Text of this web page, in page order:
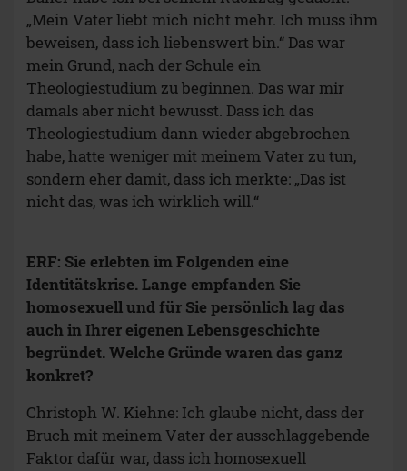
„Mein Vater liebt mich nicht mehr. Ich muss ihm
beweisen, dass ich liebenswert bin.“ Das war
mein Grund, nach der Schule ein
Theologiestudium zu beginnen. Das war mir
damals aber nicht bewusst. Dass ich das
Theologiestudium dann wieder abgebrochen
habe, hatte weniger mit meinem Vater zu tun,
sondern eher damit, dass ich merkte: „Das ist
nicht das, was ich wirklich will.“
ERF: Sie erlebten im Folgenden eine
Identitätskrise. Lange empfanden Sie
homosexuell und für Sie persönlich lag das
auch in Ihrer eigenen Lebensgeschichte
begründet. Welche Gründe waren das ganz
konkret?
Christoph W. Kiehne: Ich glaube nicht, dass der
Bruch mit meinem Vater der ausschlaggebende
Faktor dafür war, dass ich homosexuell